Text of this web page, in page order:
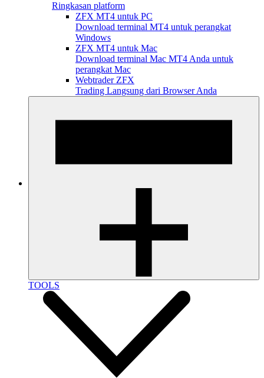
Ringkasan platform
ZFX MT4 untuk PC
Download terminal MT4 untuk perangkat
Windows
ZFX MT4 untuk Mac
Download terminal Mac MT4 Anda untuk
perangkat Mac
Webtrader ZFX
Trading Langsung dari Browser Anda
TOOLS